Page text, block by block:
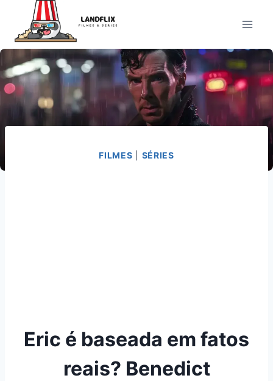
Conteúdo
FILMES SÉRIES
Eric é baseada em fatos
reais? Benedict